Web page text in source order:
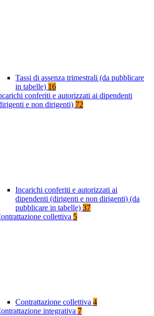
Tassi di assenza trimestrali (da pubblicare
in tabelle) 16
conferiti e autorizzati ai dipendenti
e non dirigenti) 72
Incarichi conferiti e autorizzati ai
dipendenti (dirigenti e non dirigenti) (da
pubblicare in tabelle) 37
collettiva 5
Contrattazione collettiva 4
integrativa 7